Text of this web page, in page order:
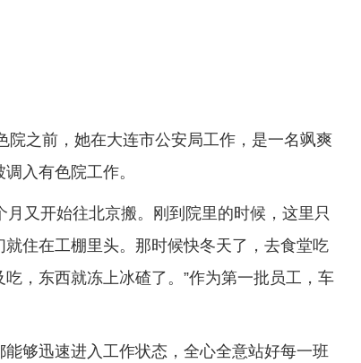
之前，她在大连市公安局工作，是一名飒爽
入有色院工作。
又开始往北京搬。刚到院里的时候，这里只
住在工棚里头。那时候快冬天了，去食堂吃
，东西就冻上冰碴了。”作为第一批员工，车
够迅速进入工作状态，全心全意站好每一班